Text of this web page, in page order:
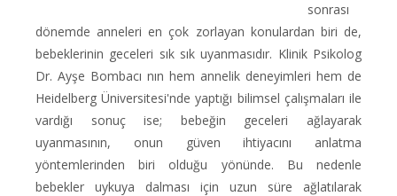
sonrası
dönemde anneleri en çok zorlayan konulardan biri de,
bebeklerinin geceleri sık sık uyanmasıdır. Klinik Psikolog
Dr. Ayşe Bombacı nın hem annelik deneyimleri hem de
Heidelberg Üniversitesi'nde yaptığı bilimsel çalışmaları ile
vardığı sonuç ise; bebeğin geceleri ağlayarak
uyanmasının, onun güven ihtiyacını anlatma
yöntemlerinden biri olduğu yönünde. Bu nedenle
bebekler uykuya dalması için uzun süre ağlatılarak